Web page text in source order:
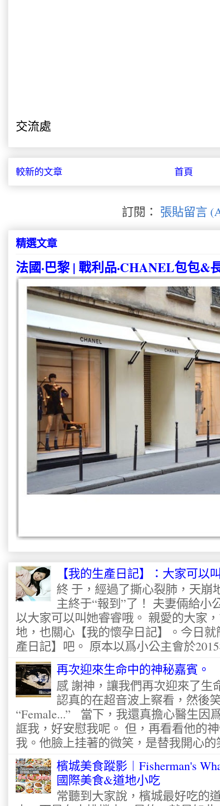
交流處
較新的文章 首頁
訂閱： 張貼留言
精選文章
法國·巴黎 | 戰利品·CHANEL包包&
【我的生產日記】：大家可以
終 于，經過了撕心裂肺，天崩
主終于“報到”了！ 夫妻倆給小
以大家可以叫她睿睿哦。 親愛的大家
地，也關心【我的懷孕日記】。今日
產日記】吧。 原本以爲小公主會於
再次迎來生命中的神秘嘉賓。
感 謝神，讓我們再次迎來了生
認真的在超音波上察看，然後
“Female...” 當下，我還真擔心醫生因
誆我，好安慰我呢。 但，再看看他的
我。他臉上挂著的微笑，是替我開心的
檳城美食蹤影︱Fisherman's
國際美食&道地小吃
常聽到大家說，檳城最好吃的